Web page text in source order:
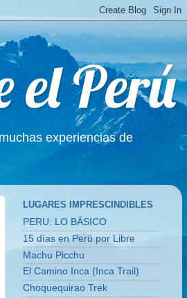
el Perú
experiencias de
LUGARES IMPRESCINDIBLES
PERU: LO BÁSICO
15 días en Perú por Libre
Machu Picchu
El Camino Inca (Inca Trail)
Choquequirao Trek